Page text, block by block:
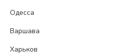
Одесса
Варшава
Харьков